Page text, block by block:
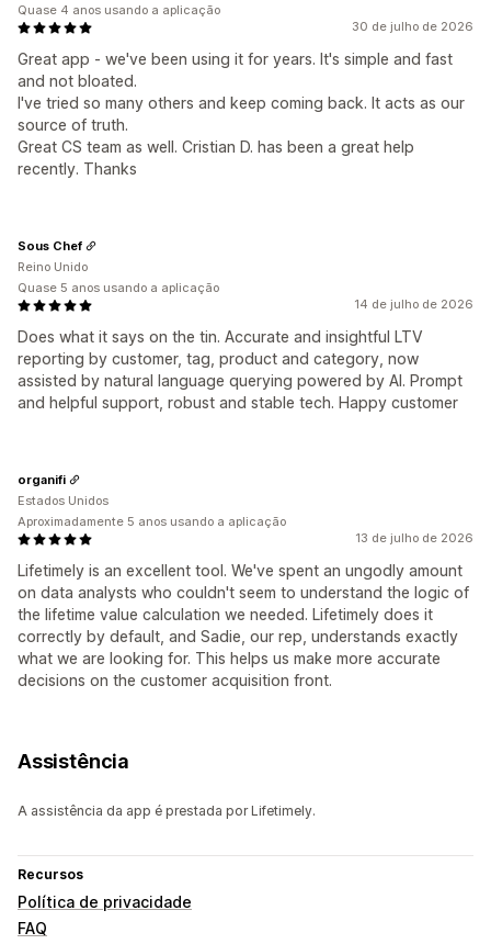
30 de julho de 2026
Great app - we've been using it for years. It's simple and fast
and not bloated.
I've tried so many others and keep coming back. It acts as our
source of truth.
Great CS team as well. Cristian D. has been a great help
recently. Thanks
Quase 4 anos usando a aplicação
14 de julho de 2026
Does what it says on the tin. Accurate and insightful LTV
reporting by customer, tag, product and category, now
assisted by natural language querying powered by AI. Prompt
and helpful support, robust and stable tech. Happy customer
Sous Chef
Reino Unido
Quase 5 anos usando a aplicação
13 de julho de 2026
Lifetimely is an excellent tool. We've spent an ungodly amount
on data analysts who couldn't seem to understand the logic of
the lifetime value calculation we needed. Lifetimely does it
correctly by default, and Sadie, our rep, understands exactly
what we are looking for. This helps us make more accurate
decisions on the customer acquisition front.
organifi
Estados Unidos
Aproximadamente 5 anos usando a aplicação
Assistência
A assistência da app é prestada por Lifetimely.
Recursos
Política de privacidade
FAQ